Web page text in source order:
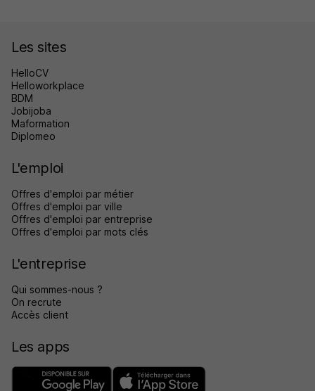
Les sites
HelloCV
Helloworkplace
BDM
Jobijoba
Maformation
Diplomeo
L'emploi
Offres d'emploi par métier
Offres d'emploi par ville
Offres d'emploi par entreprise
Offres d'emploi par mots clés
L'entreprise
Qui sommes-nous ?
On recrute
Accès client
Les apps